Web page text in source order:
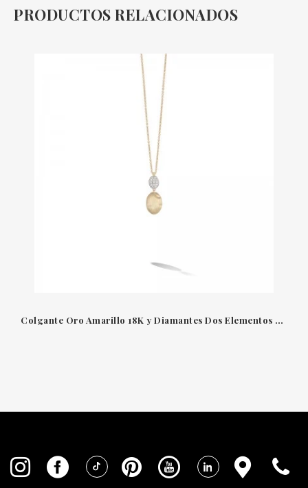
PRODUCTOS RELACIONADOS
Colgante Oro Amarillo 18K y Diamantes Dos Elementos Ovalados Siviglia Marco Bicego